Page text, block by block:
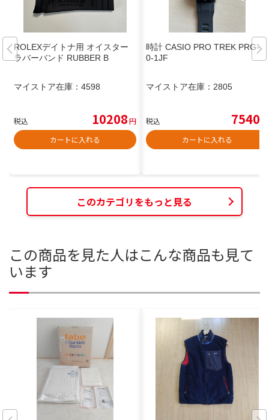
ROLEXデイトナ用 オイスター
ラバーバンド RUBBER B
マイストア在庫： 4598
税込 10208円
カートに入れる
時計 CASIO PRO TREK PRG-3
0-1JF
マイストア在庫： 2805
税込 7540
カートに入れる
このカテゴリをもっと見る
この商品を見た人はこんな商品も見て
います